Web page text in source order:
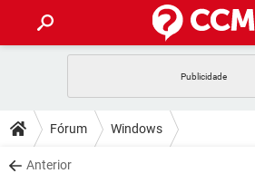
CELULAR
OUTLOOK
DICAS
JOGOS
DOWNLOADS
Fórum Windows
Anterior